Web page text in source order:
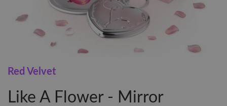
Red Velvet
Like A Flower - Mirror